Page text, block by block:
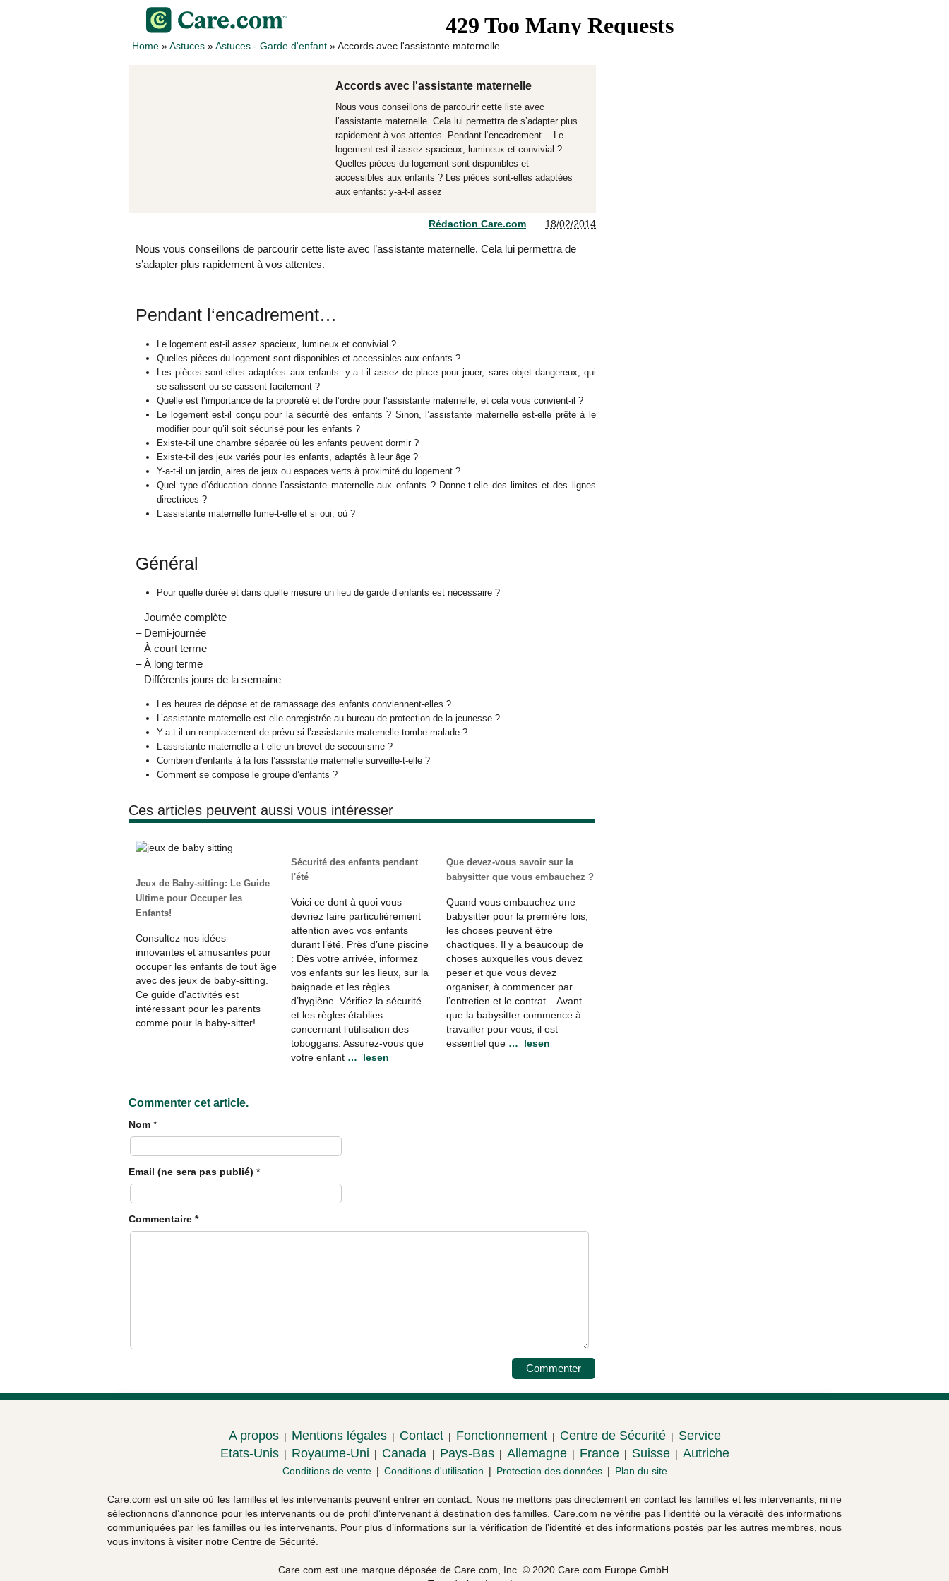
Home »Astuces »Astuces - Garde d'enfant »Accords avec l'assistante maternelle
Accords avec l'assistante maternelle
Nous vous conseillons de parcourir cette liste avec
l’assistante maternelle. Cela lui permettra de s’adapter plus
rapidement à vos attentes. Pendant l‘encadrement… Le
logement est-il assez spacieux, lumineux et convivial ?
Quelles pièces du logement sont disponibles et
accessibles aux enfants ? Les pièces sont-elles adaptées
aux enfants: y-a-t-il assez
Rédaction Care.com 18/02/2014
Nous vous conseillons de parcourir cette liste avec l’assistante maternelle. Cela lui permettra de
s’adapter plus rapidement à vos attentes.
Pendant l‘encadrement…
Le logement est-il assez spacieux, lumineux et convivial ?
Quelles pièces du logement sont disponibles et accessibles aux enfants ?
Les pièces sont-elles adaptées aux enfants: y-a-t-il assez de place pour jouer, sans objet dangereux, qui
se salissent ou se cassent facilement ?
Quelle est l’importance de la propreté et de l’ordre pour l’assistante maternelle, et cela vous convient-il ?
Le logement est-il conçu pour la sécurité des enfants ? Sinon, l’assistante maternelle est-elle prête à le
modifier pour qu’il soit sécurisé pour les enfants ?
Existe-t-il une chambre séparée où les enfants peuvent dormir ?
Existe-t-il des jeux variés pour les enfants, adaptés à leur âge ?
Y-a-t-il un jardin, aires de jeux ou espaces verts à proximité du logement ?
Quel type d’éducation donne l’assistante maternelle aux enfants ? Donne-t-elle des limites et des lignes
directrices ?
L’assistante maternelle fume-t-elle et si oui, où ?
Général
Pour quelle durée et dans quelle mesure un lieu de garde d’enfants est nécessaire ?
– Journée complète
– Demi-journée
– À court terme
– À long terme
– Différents jours de la semaine
Les heures de dépose et de ramassage des enfants conviennent-elles ?
L’assistante maternelle est-elle enregistrée au bureau de protection de la jeunesse ?
Y-a-t-il un remplacement de prévu si l’assistante maternelle tombe malade ?
L’assistante maternelle a-t-elle un brevet de secourisme ?
Combien d’enfants à la fois l’assistante maternelle surveille-t-elle ?
Comment se compose le groupe d’enfants ?
Ces articles peuvent aussi vous intéresser
Jeux de Baby-sitting: Le Guide
Ultime pour Occuper les
Enfants!
Consultez nos idées
innovantes et amusantes pour
occuper les enfants de tout âge
avec des jeux de baby-sitting.
Ce guide d'activités est
intéressant pour les parents
comme pour la baby-sitter!
Sécurité des enfants pendant
l'été
Voici ce dont à quoi vous
devriez faire particulièrement
attention avec vos enfants
durant l’été. Près d’une piscine
: Dès votre arrivée, informez
vos enfants sur les lieux, sur la
baignade et les règles
d’hygiène. Vérifiez la sécurité
et les règles établies
concernant l’utilisation des
toboggans. Assurez-vous que
votre enfant … lesen
Que devez-vous savoir sur la
babysitter que vous embauchez ?
Quand vous embauchez une
babysitter pour la première fois,
les choses peuvent être
chaotiques. Il y a beaucoup de
choses auxquelles vous devez
peser et que vous devez
organiser, à commencer par
l’entretien et le contrat. Avant
que la babysitter commence à
travailler pour vous, il est
essentiel que … lesen
Commenter cet article.
Nom *
Email (ne sera pas publié) *
Commentaire *
A propos | Mentions légales | Contact | Fonctionnement | Centre de Sécurité | Service
Etats-Unis | Royaume-Uni | Canada | Pays-Bas | Allemagne | France | Suisse | Autriche
Conditions de vente | Conditions d'utilisation | Protection des données | Plan du site
Care.com est un site où les familles et les intervenants peuvent entrer en contact. Nous ne mettons pas directement en contact les familles et les intervenants, ni ne
sélectionnons d’annonce pour les intervenants ou de profil d’intervenant à destination des familles. Care.com ne vérifie pas l’identité ou la véracité des informations
communiquées par les familles ou les intervenants. Pour plus d’informations sur la vérification de l’identité et des informations postés par les autres membres, nous
vous invitons à visiter notre Centre de Sécurité.
Care.com est une marque déposée de Care.com, Inc. © 2020 Care.com Europe GmbH.